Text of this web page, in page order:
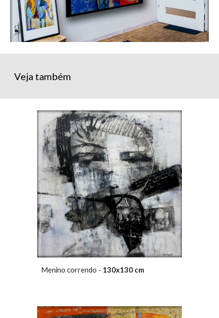
Veja também
Menino correndo - 130x130 cm